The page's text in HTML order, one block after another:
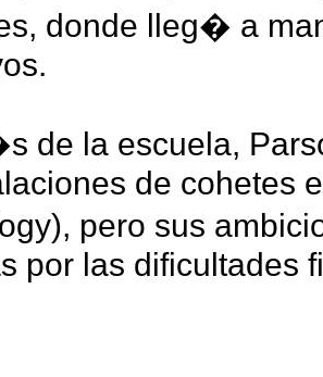
donde lleg� a
de la escuela,
de cohetes
pero sus
por las dificultades